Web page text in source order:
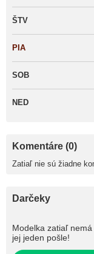
ŠTV
PIA
SOB
NED
Komentáre (0)
Zatiaľ nie sú žiadne
Darčeky
Modelka zatiaľ
jej jeden pošle!